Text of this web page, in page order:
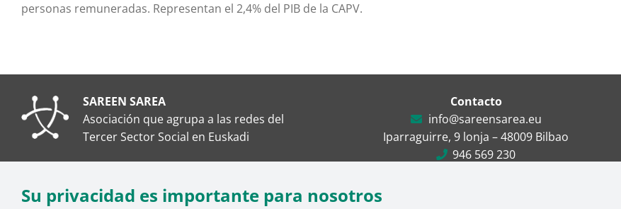
personas remuneradas. Representan el 2,4% del PIB de la CAPV.
SAREEN SAREA
Asociación que agrupa a las redes del
Tercer Sector Social en Euskadi
Contacto
info@sareensarea.eu
Iparraguirre, 9 lonja – 48009 Bilbao
946 569 230
Su privacidad es importante para nosotros